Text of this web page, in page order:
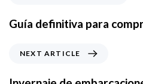
e
v
Guía definitiva para
x
NEXT ARTICLE